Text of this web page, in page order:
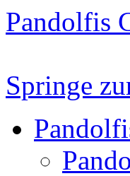
Pandolfis
Springe